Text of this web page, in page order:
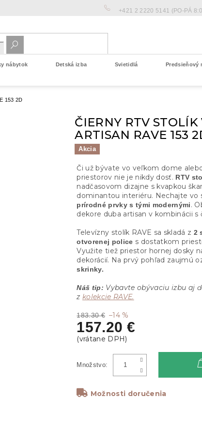
+421 2 2220 5141 (PO-PÁ
nábytok Detská izba Svietidlá Predsieňový
153 2D
ČIERNY RTV
ARTISAN RAVE 153
Akcia
183.30 € –14 %
157.20 €
Možnosti doručenia
Či už bývate vo veľkom dome
priestorov nie je nikdy dosť. RTV
nadčasovom dizajne s kvapkou
dominantou interiéru. Nechajte vo
prírodné prvky s tými modernými.
dekore duba artisan v kombinácii s
Televízny stolík RAVE sa skladá z 2
otvorenej police s dostatkom
Využite tiež priestor hornej dosky
dekorácií. Na prvý pohľad zaujmú
skrinky.
Náš tip: Vybavte obývaciu izbu aj
zkolekcie RAVE.